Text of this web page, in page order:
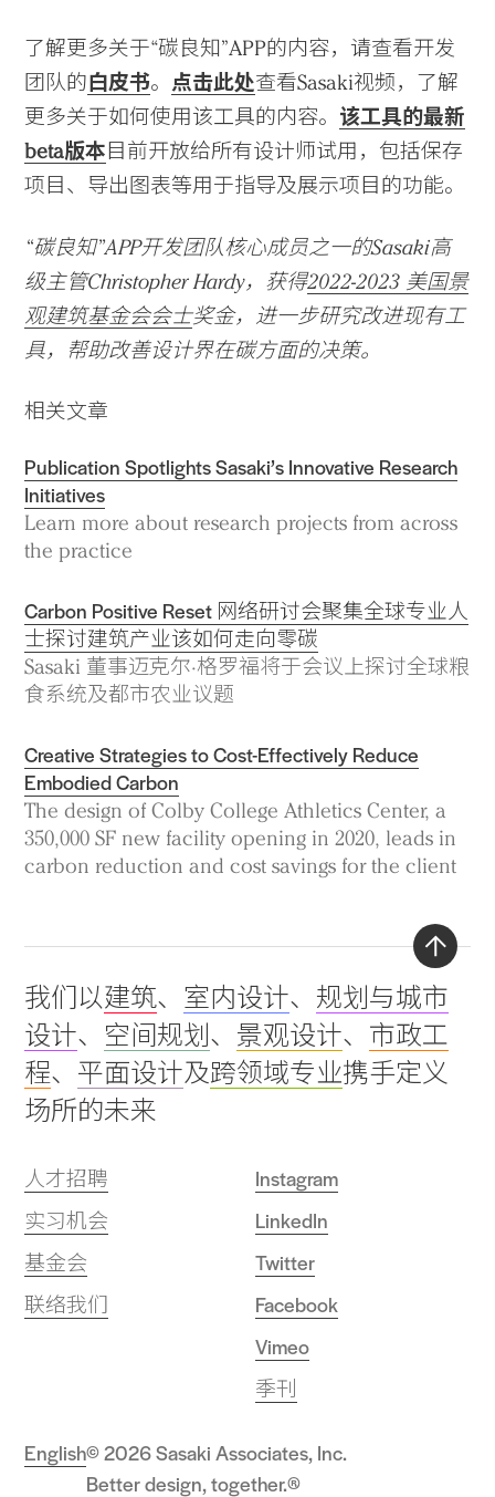
了解更多关于“碳良知”APP的内容，请查看开发
团队的白皮书。 点击此处查看Sasaki视频，了解
更多关于如何使用该工具的内容。 该工具的最新
beta版本 目前开放给所有设计师试用，包括保存
项目、导出图表等用于指导及展示项目的功能。
“碳良知”APP开发团队核心成员之一的Sasaki高
级主管Christopher Hardy， 获得2022-2023 美国景
观建筑基金会会士奖金，进一步研究改进现有工
具，帮助改善设计界在碳方面的决策。
相关文章
Publication Spotlights Sasaki’s Innovative Research
Initiatives
Learn more about research projects from across
the practice
Carbon Positive Reset 网络研讨会聚集全球专业人
士探讨建筑产业该如何走向零碳
Sasaki 董事迈克尔·格罗福将于会议上探讨全球粮
食系统及都市农业议题
Creative Strategies to Cost-Effectively Reduce
Embodied Carbon
The design of Colby College Athletics Center, a
350,000 SF new facility opening in 2020, leads in
carbon reduction and cost savings for the client
我们以建筑、 室内设计、 规划与城市
设计、 空间规划 、 景观设计、 市政工
程、 平面设计及跨领域专业携手定义
场所的未来
人才招聘
实习机会
基金会
联络我们
Instagram
LinkedIn
Twitter
Facebook
Vimeo
季刊
© 2026 Sasaki Associates, Inc.
Better design, together.®
English
Back
to
top